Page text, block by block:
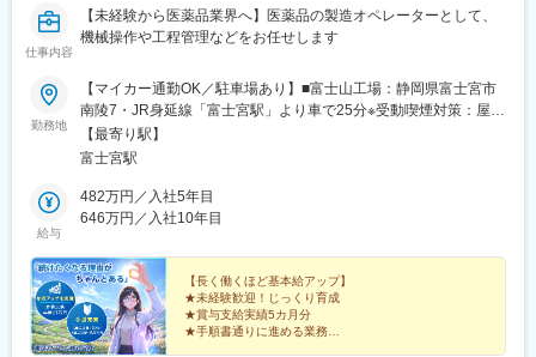
仕事内容
【未経験から医薬品業界へ】医薬品の製造オペレーターとして、
機械操作や工程管理などをお任せします
勤務地
【マイカー通勤OK／駐車場あり】■富士山工場：静岡県富士宮市
南陵7・JR身延線「富士宮駅」より車で25分※受動喫煙対策：屋内
禁煙（屋外喫煙所あり）
【最寄り駅】
富士宮駅
給与
482万円／入社5年目
646万円／入社10年目
【長く働くほど基本給アップ】
★未経験歓迎！じっくり育成
★賞与支給実績5カ月分
★手順書通りに進める業務